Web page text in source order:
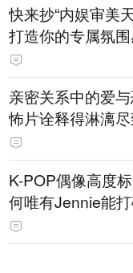
快来抄“内娱审美
打造你的专属氛
亲密关系中的爱
怖片诠释得淋漓
K-POP偶像高度
何唯有Jennie能